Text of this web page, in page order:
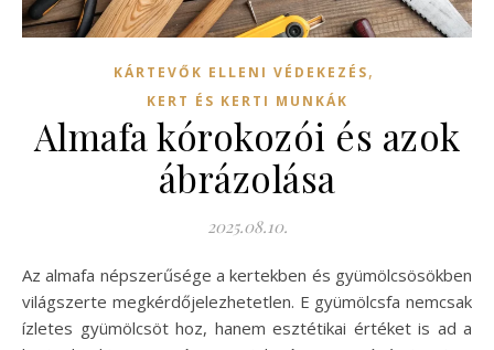
KÁRTEVŐK ELLENI VÉDEKEZÉS,
KERT ÉS KERTI MUNKÁK
Almafa kórokozói és azok
ábrázolása
2025.08.10.
Az almafa népszerűsége a kertekben és gyümölcsösökben
világszerte megkérdőjelezhetetlen. E gyümölcsfa nemcsak
ízletes gyümölcsöt hoz, hanem esztétikai értéket is ad a